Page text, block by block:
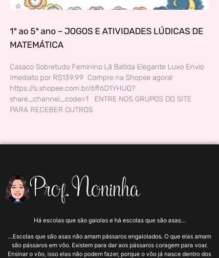
1º ao 5º ano – JOGOS E ATIVIDADES LÚDICAS DE
MATEMÁTICA
Casaco Sobretudo Feminino Lã Batida Elegante Luxo Envio
Imediato por R$139,99 Compre na Shopee agora!
https://s.shopee.com.br/6ff6D1YHUQ?
share_channel_code=1 ENTRE NOS GRUPOS DO SITE
PARA RECEBER OUTROS
Há escolas que são gaiolas e há escolas que são asas…
…Escolas que são asas não amam pássaros engaiolados. O que elas amam
são pássaros em vôo. Existem para dar aos pássaros coragem para voar.
Ensinar o vôo, isso elas não podem fazer, porque o vôo já nasce dentro dos